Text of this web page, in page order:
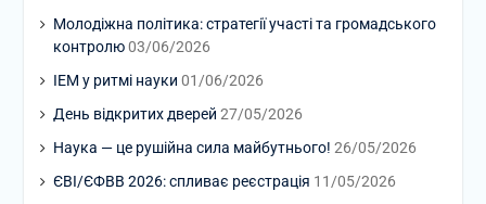
Молодіжна політика: стратегії участі та громадського
контролю 03/06/2026
ІЕМ у ритмі науки 01/06/2026
День відкритих дверей 27/05/2026
Наука — це рушійна сила майбутнього! 26/05/2026
ЄВІ/ЄФВВ 2026: спливає реєстрація 11/05/2026